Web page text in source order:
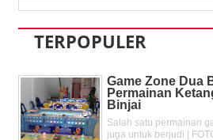
TERPOPULER
Game Zone Dua
Permainan
Binjai
Salah satu permainan
juga untuk berjudi |